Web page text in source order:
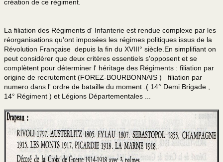
COMPAGNIES IDRON
Volontaires paras
Le BF au Cambodge
La 3° au Gabon
La 3° à la Réunion
création de ce régiment.
La filiation des Régiments d' Infanterie est rendue complexe par les
réorganisations qu'ont imposées les régimes politiques issus de la
Révolution Française depuis la fin du XVIII° siècle.En simplifiant on
peut considèrer que deux critères essentiels s'opposent et se
complètent pour déterminer l' héritage des Régiments : filiation par
origine de recrutement (FOREZ-BOURBONNAIS ) filiation par
numero dans l' ordre de bataille du moment .( 14° Demi Brigade ,
14° Régiment ) et Légions Départementales ...